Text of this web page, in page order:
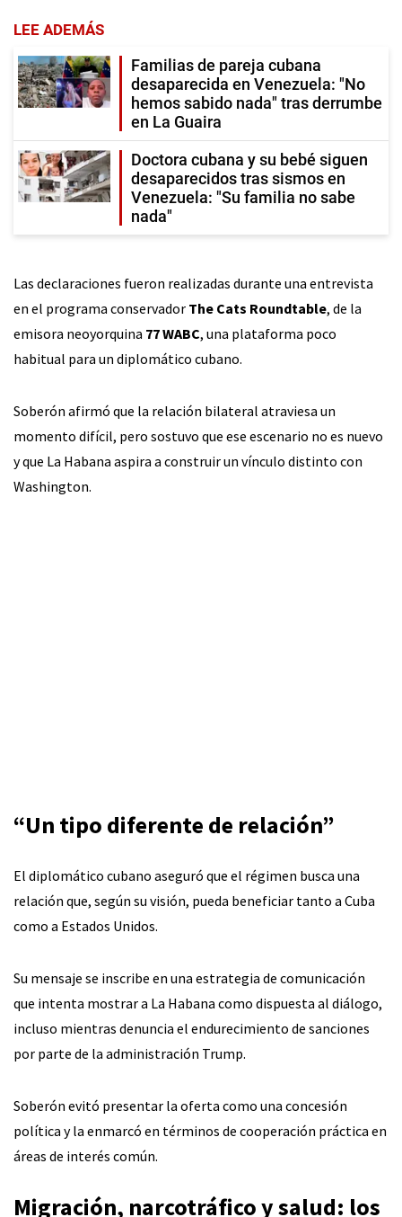
LEE ADEMÁS
Familias de pareja cubana
desaparecida en Venezuela: "No
hemos sabido nada" tras derrumbe
en La Guaira
Doctora cubana y su bebé siguen
desaparecidos tras sismos en
Venezuela: "Su familia no sabe
nada"
Las declaraciones fueron realizadas durante una entrevista
en el programa conservador The Cats Roundtable, de la
emisora neoyorquina 77 WABC, una plataforma poco
habitual para un diplomático cubano.
Soberón afirmó que la relación bilateral atraviesa un
momento difícil, pero sostuvo que ese escenario no es nuevo
y que La Habana aspira a construir un vínculo distinto con
Washington.
“Un tipo diferente de relación”
El diplomático cubano aseguró que el régimen busca una
relación que, según su visión, pueda beneficiar tanto a Cuba
como a Estados Unidos.
Su mensaje se inscribe en una estrategia de comunicación
que intenta mostrar a La Habana como dispuesta al diálogo,
incluso mientras denuncia el endurecimiento de sanciones
por parte de la administración Trump.
Soberón evitó presentar la oferta como una concesión
política y la enmarcó en términos de cooperación práctica en
áreas de interés común.
Migración, narcotráfico y salud: los